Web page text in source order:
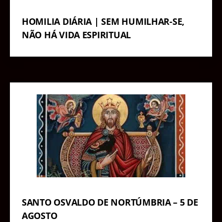
HOMILIA DIÁRIA | SEM HUMILHAR-SE,
NÃO HÁ VIDA ESPIRITUAL
SANTO OSVALDO DE NORTÚMBRIA – 5 DE
AGOSTO